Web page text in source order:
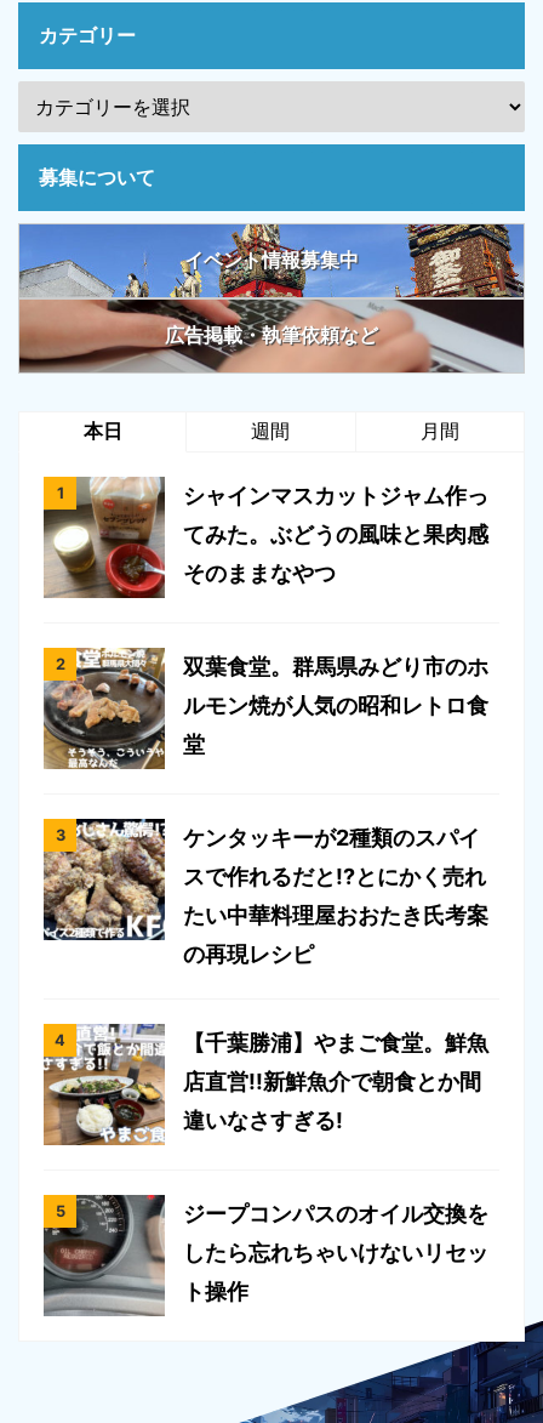
カテゴリー
募集について
イベント情報募集中
広告掲載・執筆依頼など
本日 週間 月間
シャインマスカットジャム作っ
てみた。ぶどうの風味と果肉感
そのままなやつ
双葉食堂。群馬県みどり市のホ
ルモン焼が人気の昭和レトロ食
堂
ケンタッキーが2種類のスパイ
スで作れるだと!?とにかく売れ
たい中華料理屋おおたき氏考案
の再現レシピ
【千葉勝浦】やまご食堂。鮮魚
店直営!!新鮮魚介で朝食とか間
違いなさすぎる!
ジープコンパスのオイル交換を
したら忘れちゃいけないリセッ
ト操作